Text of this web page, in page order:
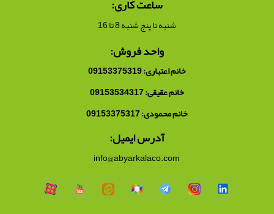
ساعت کاری:
شنبه تا پنج شنبه 8 تا 16
واحد فروش:
خانم اعتباری: 09153375319
خانم عقیقی: 09153534317
خانم محمودی: 09153375317
آدرس ایمیل:
info@abyarkalaco.com